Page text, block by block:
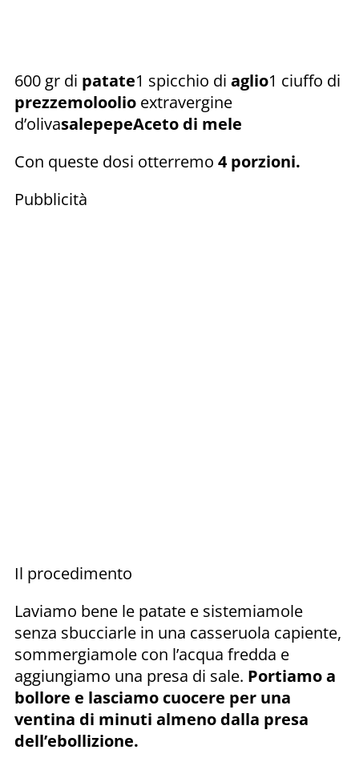
600 gr di patate1 spicchio di aglio1 ciuffo di
prezzemoloolio extravergine
d’olivasalepepeAceto di mele
Con queste dosi otterremo 4 porzioni.
Pubblicità
Il procedimento
Laviamo bene le patate e sistemiamole
senza sbucciarle in una casseruola capiente,
sommergiamole con l’acqua fredda e
aggiungiamo una presa di sale. Portiamo a
bollore e lasciamo cuocere per una
ventina di minuti almeno dalla presa
dell’ebollizione.